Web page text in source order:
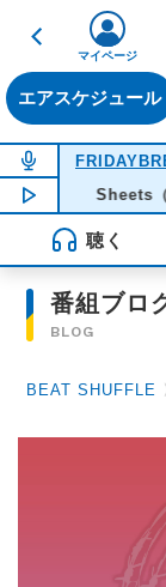
戻る
エアスケジュール
マイページ
NOW ON
NOW
Sheets（
聴く
番組ブロ
BLOG
BEAT SHUFFLE